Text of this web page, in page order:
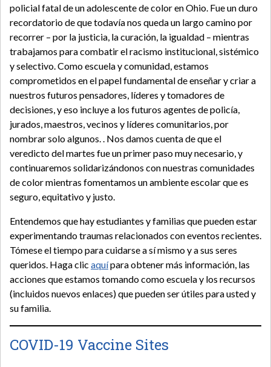
policial fatal de un adolescente de color en Ohio. Fue un duro
recordatorio de que todavía nos queda un largo camino por
recorrer – por la justicia, la curación, la igualdad – mientras
trabajamos para combatir el racismo institucional, sistémico
y selectivo. Como escuela y comunidad, estamos
comprometidos en el papel fundamental de enseñar y criar a
nuestros futuros pensadores, líderes y tomadores de
decisiones, y eso incluye a los futuros agentes de policía,
jurados, maestros, vecinos y líderes comunitarios, por
nombrar solo algunos. . Nos damos cuenta de que el
veredicto del martes fue un primer paso muy necesario, y
continuaremos solidarizándonos con nuestras comunidades
de color mientras fomentamos un ambiente escolar que es
seguro, equitativo y justo.
Entendemos que hay estudiantes y familias que pueden estar
experimentando traumas relacionados con eventos recientes.
Tómese el tiempo para cuidarse a sí mismo y a sus seres
queridos. Haga clic aquípara obtener más información, las
acciones que estamos tomando como escuela y los recursos
(incluidos nuevos enlaces) que pueden ser útiles para usted y
su familia.
COVID-19 Vaccine Sites